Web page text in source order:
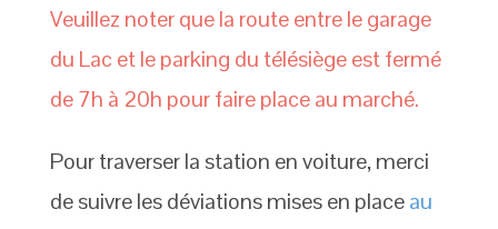
Veuillez noter que la route entre le garage
du Lac et le parking du télésiège est fermé
de 7h à 20h pour faire place au marché.
Pour traverser la station en voiture, merci
de suivre les déviations mises en placeau